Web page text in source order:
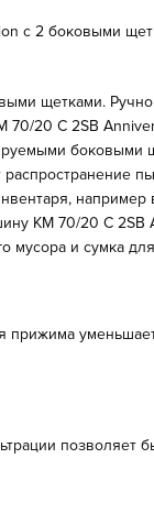
с 2 боковыми
щетками.
70/20 C 2SB
боковыми
KM 70/20 C 2SB
мусора и сумка
прижима
позволяет